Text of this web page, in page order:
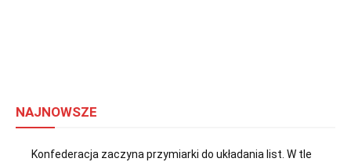
NAJNOWSZE
Konfederacja zaczyna przymiarki do układania list. W tle